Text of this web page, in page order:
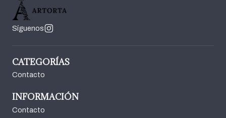
Síguenos
CATEGORÍAS
Contacto
INFORMACIÓN
Contacto